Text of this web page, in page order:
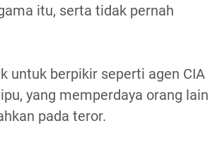
itu, serta tidak pernah
untuk berpikir seperti agen CIA
yang memperdaya orang lain
pada teror.